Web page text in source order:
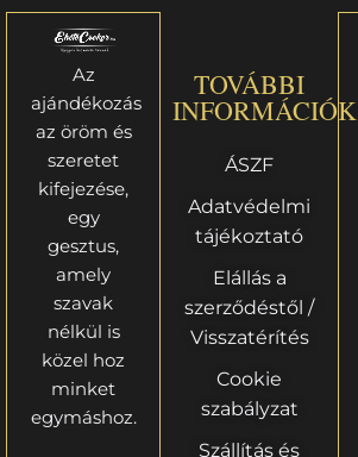
Az
ajándékozás
az öröm és
szeretet
kifejezése,
egy
gesztus,
amely
szavak
nélkül is
közel hoz
minket
egymáshoz.
TOVÁBBI
INFORMÁCIÓK
ÁSZF
Adatvédelmi
tájékoztató
Elállás a
szerződéstől /
Visszatérítés
Cookie
szabályzat
Szállítás és